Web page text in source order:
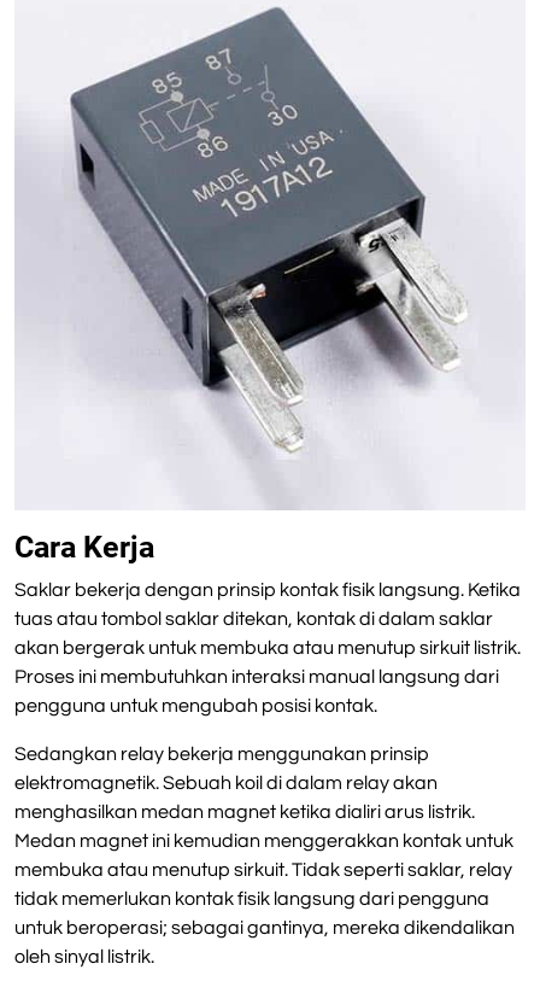
Cara Kerja
Saklar bekerja dengan prinsip kontak fisik langsung. Ketika
tuas atau tombol saklar ditekan, kontak di dalam saklar
akan bergerak untuk membuka atau menutup sirkuit listrik.
Proses ini membutuhkan interaksi manual langsung dari
pengguna untuk mengubah posisi kontak.
Sedangkan relay bekerja menggunakan prinsip
elektromagnetik. Sebuah koil di dalam relay akan
menghasilkan medan magnet ketika dialiri arus listrik.
Medan magnet ini kemudian menggerakkan kontak untuk
membuka atau menutup sirkuit. Tidak seperti saklar, relay
tidak memerlukan kontak fisik langsung dari pengguna
untuk beroperasi; sebagai gantinya, mereka dikendalikan
oleh sinyal listrik.